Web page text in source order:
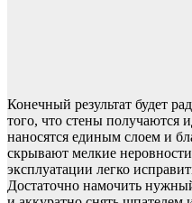
Конечный результат будет
того, что стены получаются
наносятся единым слоем и
скрывают мелкие
эксплуатации легко
Достаточно намочить